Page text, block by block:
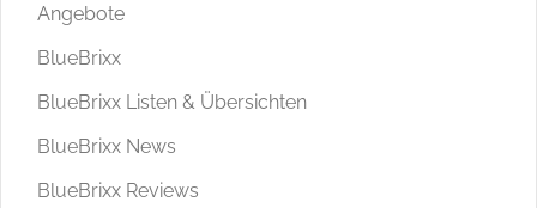
Angebote
BlueBrixx
BlueBrixx Listen & Übersichten
BlueBrixx News
BlueBrixx Reviews